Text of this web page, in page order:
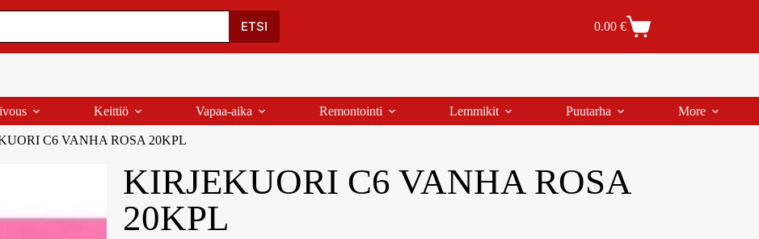
Oma Tili Ostoskori Yhteystiedot Tilauksen peruutus
ETSI 0.00 €
Keittiö Vapaa-aika Remontointi Lemmikit Puutarha More
C6 VANHA ROSA 20KPL
KIRJEKUORI C6 VANHA ROSA
20KPL